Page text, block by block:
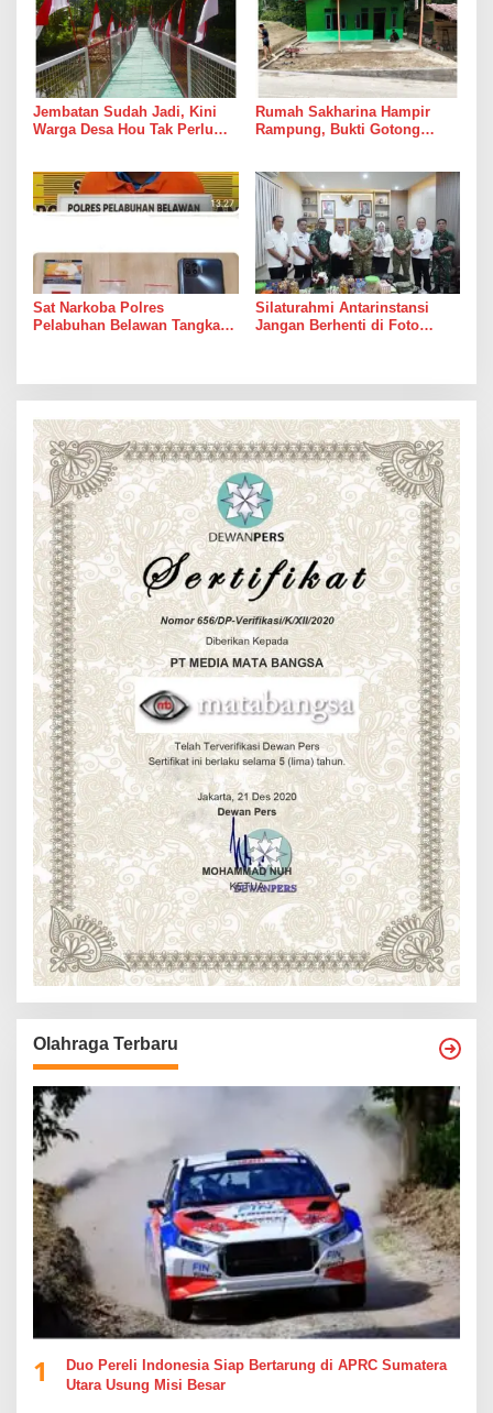
Jembatan Sudah Jadi, Kini
Warga Desa Hou Tak Perlu
Rumah Sakharina Hampir
Rampung, Bukti Gotong
Sat Narkoba Polres
Pelabuhan Belawan Tangkap
Silaturahmi Antarinstansi
Jangan Berhenti di Foto
Olahraga Terbaru
1
Duo Pereli Indonesia Siap Bertarung di APRC Sumatera
Utara Usung Misi Besar